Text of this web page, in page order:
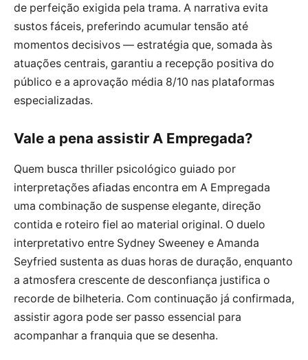
de perfeição exigida pela trama. A narrativa evita
sustos fáceis, preferindo acumular tensão até
momentos decisivos — estratégia que, somada às
atuações centrais, garantiu a recepção positiva do
público e a aprovação média 8/10 nas plataformas
especializadas.
Vale a pena assistir A Empregada?
Quem busca thriller psicológico guiado por
interpretações afiadas encontra em A Empregada
uma combinação de suspense elegante, direção
contida e roteiro fiel ao material original. O duelo
interpretativo entre Sydney Sweeney e Amanda
Seyfried sustenta as duas horas de duração, enquanto
a atmosfera crescente de desconfiança justifica o
recorde de bilheteria. Com continuação já confirmada,
assistir agora pode ser passo essencial para
acompanhar a franquia que se desenha.